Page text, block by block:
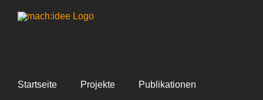
Inhalt
Startseite Projekte Publikationen